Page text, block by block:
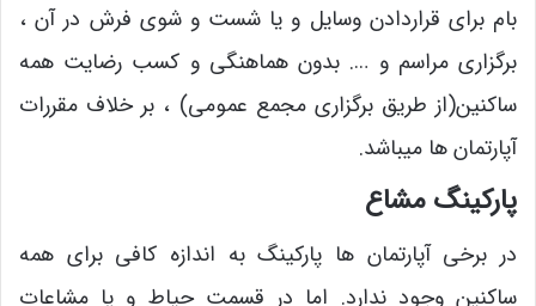
بام برای قراردادن وسایل و یا شست و شوی فرش در آن ،
برگزاری مراسم و …. بدون هماهنگی و کسب رضایت همه
ساکنین(از طریق برگزاری مجمع عمومی) ، بر خلاف مقررات
آپارتمان ها میباشد.
پارکینگ مشاع
در برخی آپارتمان ها پارکینگ به اندازه کافی برای همه
ساکنین وجود ندارد. اما در قسمت حیاط و یا مشاعات